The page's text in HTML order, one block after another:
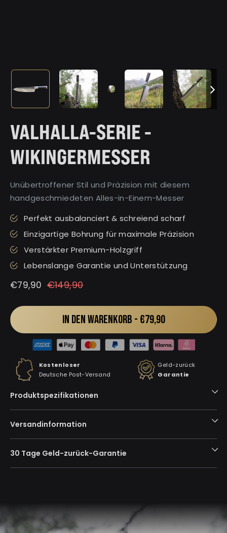
VALHALLA-SERIE -
WIKINGERMESSER
Unübertroffener Stil und Präzision mit diesem
handgeschmiedeten Alles-in-Einem-Messer
Perfekt ausbalanciert & schreiend scharf
Einzigartige Bohrung für maximale Präzision
Verstärkter Premium-Holzgriff
Lebenslange Garantie und Unterstützung
Normaler
Sonderpreis
€79,90 €149,90
IN DEN WARENKORB - €79,90
Kostenloser
Deutsche Post-Versand
Geld-zurück
Garantie
Produktspezifikationen
Versandinformation
30 Tage Geld-zurück-Garantie